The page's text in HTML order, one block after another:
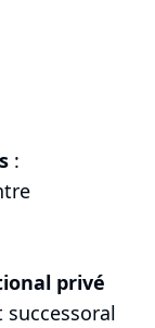
:
privé
successoral